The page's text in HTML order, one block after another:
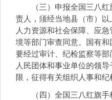
（三）申报全国三八
责人，须经当地县（市）以
人力资源和社会保障、应
境等部门审查同意。国有和
要经过审计、纪检监察等部
人民团体和事业单位的领
限，征得有关组织人事和纪
（四）全国三八红旗